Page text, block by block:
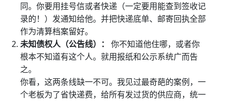
同。你要用挂号信或者快递（一定要用能查到签收记
录的！）发通知给他。并把快递底单、邮寄回执全部
作为清算档案留好。
未知债权人（公告线）：
你不知道他住哪，或者你
根本不知道有这个人。就用报纸和公示系统广而告
之。
你看，这两条线缺一不可。我见过最奇葩的案例，一
个老板为了省快递费，给所有发过货的供应商，统一